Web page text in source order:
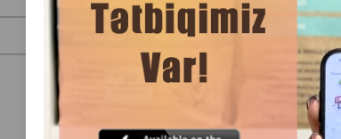
DAHA ÇOX OXU